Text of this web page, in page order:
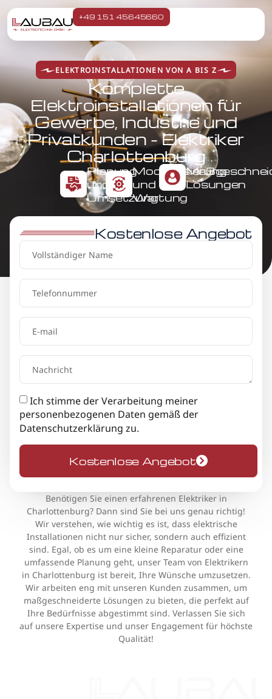
+49 151 45645660
ELEKTROINSTALLATIONEN VON A BIS Z
Komplette
Elektroinstallationen für
Gewerbe, Industrie und
Privatkunden - Elektriker
Charlottenburg
Planung
und
Umsetzung
Modernisierung
und
Wartung
Lösungen
Kostenlose Angebot
Ich stimme der Verarbeitung meiner
personenbezogenen Daten gemäß der
Datenschutzerklärung zu.
Kostenlose Angebot
Benötigen Sie einen erfahrenen Elektriker in
Charlottenburg? Dann sind Sie bei uns genau richtig!
Wir verstehen, wie wichtig es ist, dass elektrische
Installationen nicht nur sicher, sondern auch effizient
sind. Egal, ob es um eine kleine Reparatur oder eine
umfassende Planung geht, unser Team von Elektrikern
in Charlottenburg ist bereit, Ihre Wünsche umzusetzen.
Wir arbeiten eng mit unseren Kunden zusammen, um
maßgeschneiderte Lösungen zu bieten, die perfekt auf
Ihre Bedürfnisse abgestimmt sind. Verlassen Sie sich
auf unsere Expertise und unser Engagement für höchste
Qualität!